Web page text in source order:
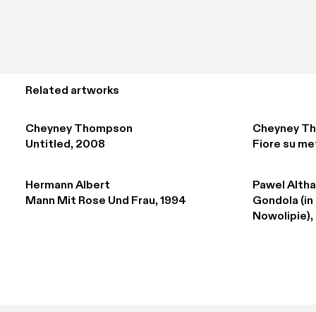
Related artworks
Cheyney Thompson
Untitled, 2008
Cheyney
Fiore su
Hermann Albert
Mann Mit Rose Und Frau, 1994
Pawel
Gondola
Nowolipie),